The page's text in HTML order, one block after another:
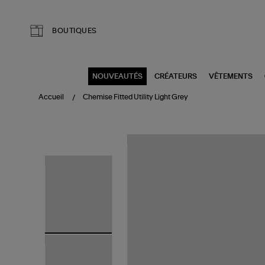
BOUTIQUES
NOUVEAUTÉS CRÉATEURS VÊTEMENTS
Accueil Chemise Fitted Utility Light Grey